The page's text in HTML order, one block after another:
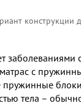
конструкции
заболеваниями
с
пружинные
тела –